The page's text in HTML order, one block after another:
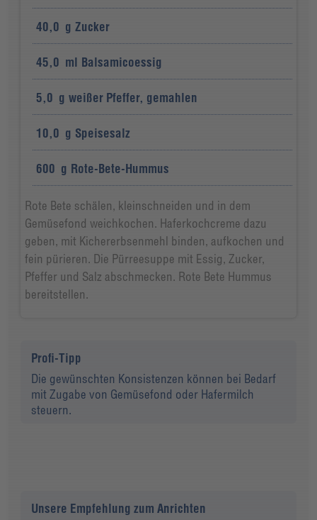
40,0 g Zucker
45,0 ml Balsamicoessig
5,0 g weißer Pfeffer, gemahlen
10,0 g Speisesalz
600 g Rote-Bete-Hummus
Rote Bete schälen, kleinschneiden und in dem
Gemüsefond weichkochen. Haferkochcreme dazu
geben, mit Kichererbsenmehl binden, aufkochen und
fein pürieren. Die Pürreesuppe mit Essig, Zucker,
Pfeffer und Salz abschmecken. Rote Bete Hummus
bereitstellen.
Profi-Tipp
Die gewünschten Konsistenzen können bei Bedarf
mit Zugabe von Gemüsefond oder Hafermilch
steuern.
Unsere Empfehlung zum Anrichten